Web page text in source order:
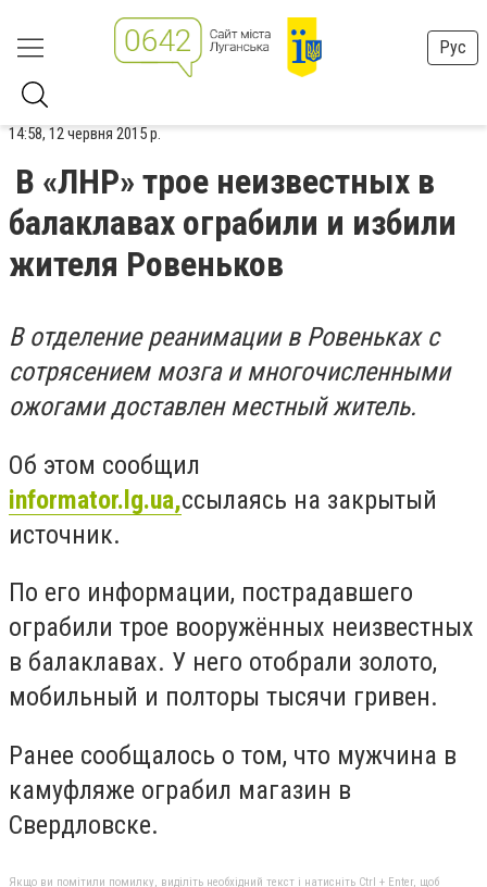
Рус
14:58, 12 червня 2015 р.
В «ЛНР» трое неизвестных в
балаклавах ограбили и избили
жителя Ровеньков
В отделение реанимации в Ровеньках с
сотрясением мозга и многочисленными
ожогами доставлен местный житель.
Об этом сообщил
informator.lg.ua,ссылаясь на закрытый
источник.
По его информации, пострадавшего
ограбили трое вооружённых неизвестных
в балаклавах. У него отобрали золото,
мобильный и полторы тысячи гривен.
Ранее сообщалось о том, что мужчина в
камуфляже ограбил магазин в
Свердловске.
Якщо ви помітили помилку, виділіть необхідний текст і натисніть Ctrl + Enter, щоб